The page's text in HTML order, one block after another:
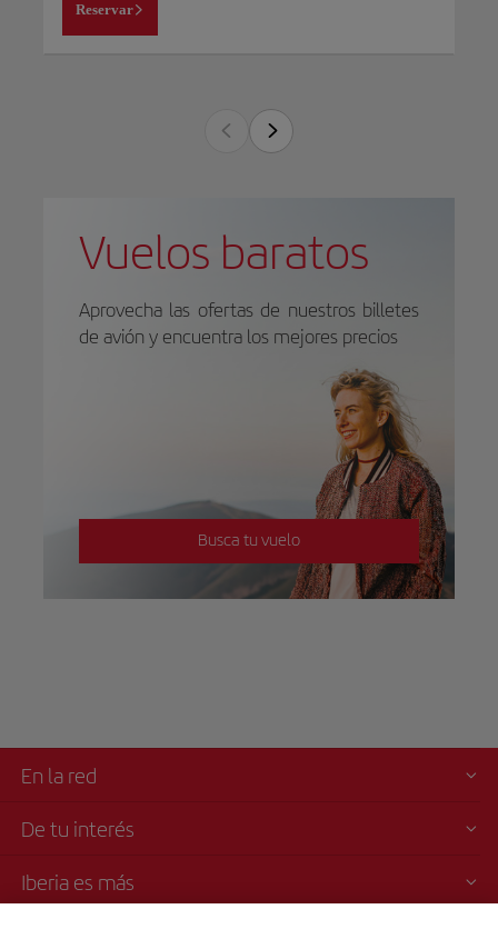
Reservar
Vuelos baratos
Aprovecha las ofertas de nuestros billetes
de avión y encuentra los mejores precios
Busca tu vuelo
En la red
De tu interés
Iberia es más